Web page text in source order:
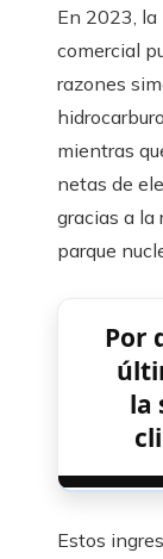
En 2023, la
comercial
razones
mientras
netas de
gracias a la
parque
Por
la
Estos